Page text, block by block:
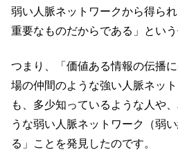
弱い人脈ネットワークから得ら
重要なものだからである」とい
つまり、「価値ある情報の伝播
場の仲間のような強い人脈ネッ
も、多少知っているような人や
うな弱い人脈ネットワーク（弱
る」ことを発見したのです。